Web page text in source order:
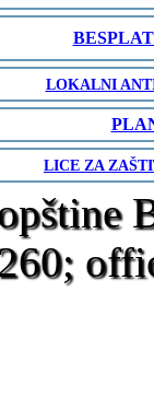
LOKALNI
LICE ZA